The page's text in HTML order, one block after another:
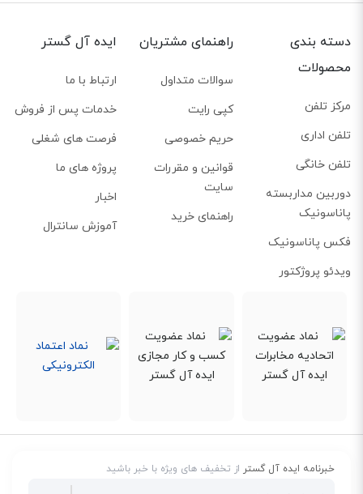
تلفن بی‌سیم ویپ مدل W57R از برند یالینک، یک باتری قدرتمند دارد که به شما
بدون مکالمه، باتری می‌تواند تا حدود 3 هفته تلفن را روشن نگه دارد. این ویژگی
برای محیط‌های پرکار و پرچالش که فرصت شارژ کردن کم است یا دسترسی به پریز
برق دشوار است، یک امتیاز محسوب می‌شود. علاوه بر این، اگر تلفن خاموش شد،
دسته بندی
محصولات
مرکز تلفن
تلفن اداری
تلفن خانگی
دوربین مداربسته
پاناسونیک
فکس پاناسونیک
ویدئو پروژکتور
راهنمای مشتریان
سوالات متداول
کپی رایت
حریم خصوصی
قوانین و مقررات
سایت
راهنمای خرید
ایده آل گستر
ارتباط با ما
خدمات پس از فروش
فرصت های شغلی
پروژه های ما
اخبار
آموزش سانترال
خبرنامه ایده آل گستراز تخفیف های ویژه با خبر باشید